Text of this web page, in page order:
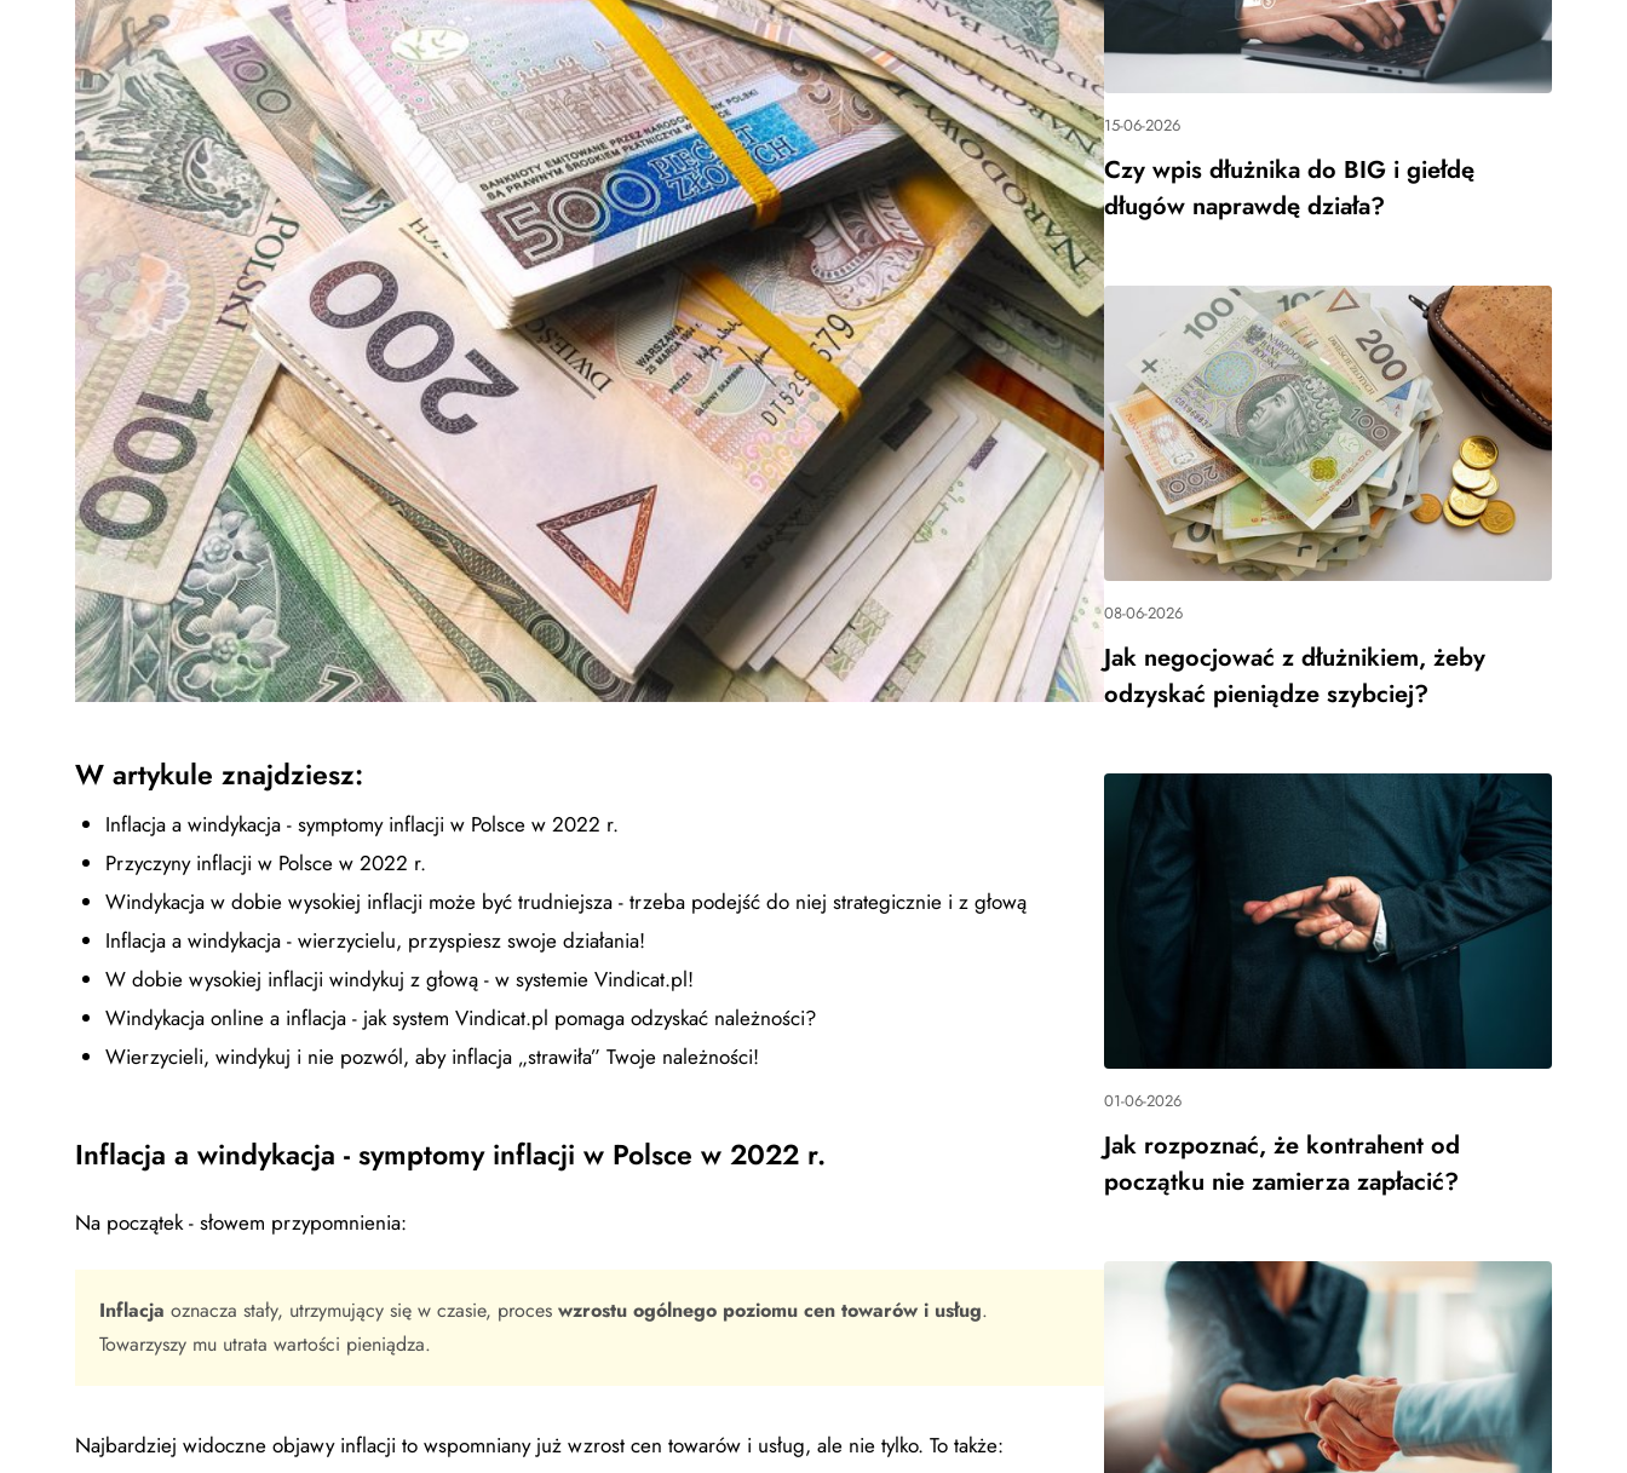
W artykule znajdziesz:
Inflacja a windykacja - symptomy inflacji w Polsce w 2022 r.
Przyczyny inflacji w Polsce w 2022 r.
Windykacja w dobie wysokiej inflacji może być trudniejsza - trzeba podejść do niej strategicznie i z głową
Inflacja a windykacja - wierzycielu, przyspiesz swoje działania!
W dobie wysokiej inflacji windykuj z głową - w systemie Vindicat.pl!
Windykacja online a inflacja - jak system Vindicat.pl pomaga odzyskać należności?
Wierzycieli, windykuj i nie pozwól, aby inflacja „strawiła” Twoje należności!
Inflacja a windykacja - symptomy inflacji w Polsce w 2022 r.
Na początek - słowem przypomnienia:
Inflacja oznacza stały, utrzymujący się w czasie, proces wzrostu ogólnego poziomu cen towarów i usług.
Towarzyszy mu utrata wartości pieniądza.
Najbardziej widoczne objawy inflacji to wspomniany już wzrost cen towarów i usług, ale nie tylko. To także:
15-06-2026
Czy wpis dłużnika do BIG i giełdę
długów naprawdę działa?
08-06-2026
Jak negocjować z dłużnikiem, żeby
odzyskać pieniądze szybciej?
01-06-2026
Jak rozpoznać, że kontrahent od
początku nie zamierza zapłacić?